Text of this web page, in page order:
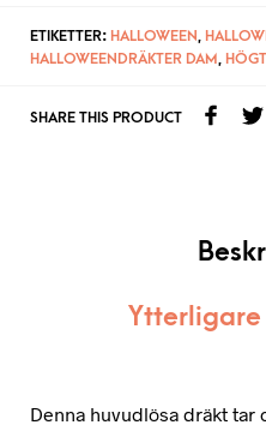
ETIKETTER: HALLOWEEN,
HALLOWEENDRÄKTER DAM,
SHARE THIS PRODUCT
Denna huvudlösa dräkt tar